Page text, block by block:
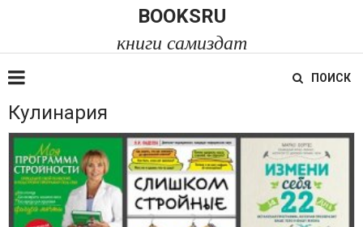
BOOKSRU
книги самиздат
ПОИСК
Кулинария